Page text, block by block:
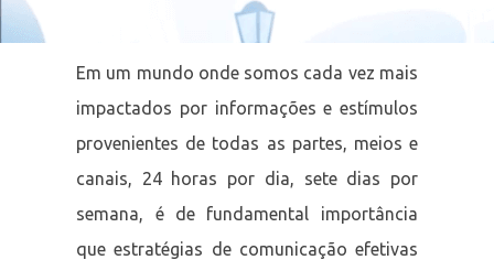
Em um mundo onde somos cada vez mais
impactados por informações e estímulos
provenientes de todas as partes, meios e
canais, 24 horas por dia, sete dias por
semana, é de fundamental importância
que estratégias de comunicação efetivas